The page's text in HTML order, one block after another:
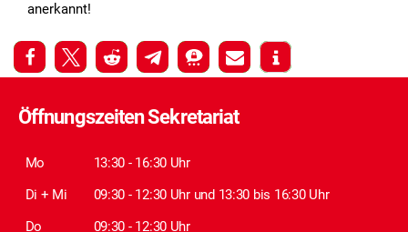
anerkannt!
Öffnungszeiten Sekretariat
Mo
13:30 - 16:30 Uhr
Di + Mi
09:30 - 12:30 Uhr und 13:30 bis 16:30 Uhr
Do
09:30 - 12:30 Uhr